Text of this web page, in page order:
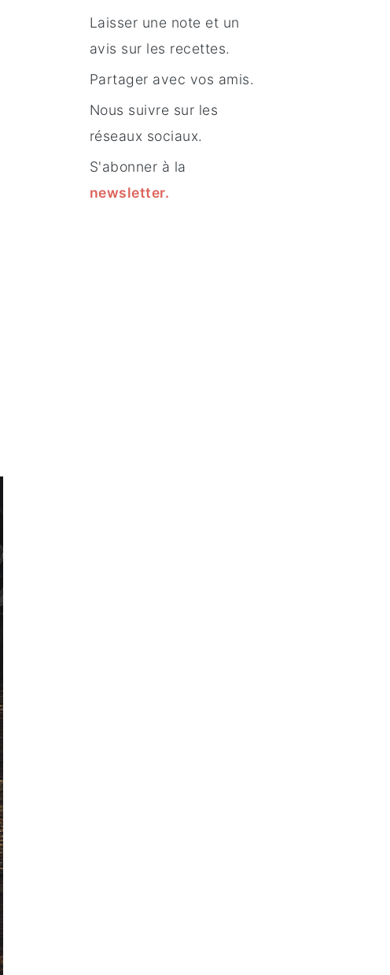
Laisser une note et un
avis sur les recettes.
Partager avec vos amis.
Nous suivre sur les
réseaux sociaux.
S'abonner à la
newsletter.